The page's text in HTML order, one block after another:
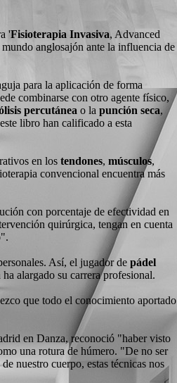
'Fisioterapia Invasiva, Advanced
anglosajón ante la influencia de
para la aplicación de forma
combinarse con otro agente físico,
percutánea o la punción seca,
libro han calificado a esta
en los tendones, músculos,
convencional encuentra más
con porcentaje de efectividad en
quirúrgica, tengan en cuenta
".
Así, el jugador de pádel
alargado su carrera profesional.
que todo el conocimiento aportado
en Danza, reconoció "haber visto
una rotura de húmero. "De no ser
nuestro cuerpo, estas técnicas nos